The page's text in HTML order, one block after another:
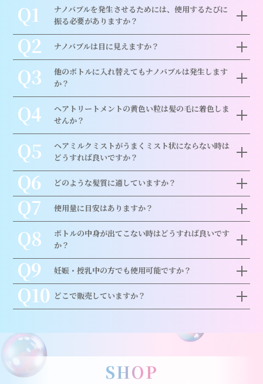
Q1
ナノバブルを発生させるためには、使用するたびに
振る必要がありますか？
Q2 ナノバブルは目に見えますか？
Q3
他のボトルに入れ替えてもナノバブルは発生します
か？
Q4
ヘアトリートメントの黄色い粒は髪の毛に着色しま
せんか？
Q5
ヘアミルクミストがうまくミスト状にならない時は
どうすれば良いですか？
Q6 どのような髪質に適していますか？
Q7 使用量に目安はありますか？
Q8
ボトルの中身が出てこない時はどうすれば良いです
か？
Q9 妊娠・授乳中の方でも使用可能ですか？
Q10 どこで販売していますか？
SHOP